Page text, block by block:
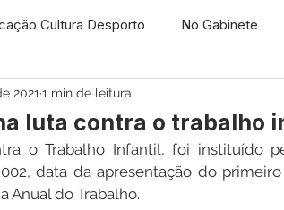
Cultura Desporto No Gabinete
Comunidade Agricultura e Produção
Políticas Públicas
luta contra o trabalho
2021 1 min de leitura
o Trabalho Infantil, foi instituído
data da apresentação do
Anual do Trabalho.